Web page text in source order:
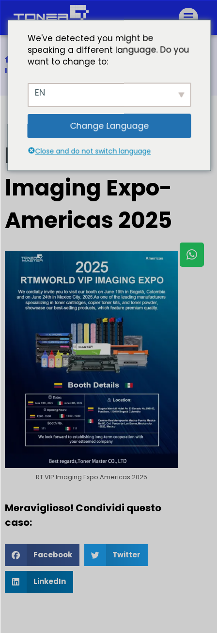
Casa
INVITO, RT VIP lmaging Expo-Americas 2025
INVITO, RT VIP
lmaging Expo-
Americas 2025
RT VIP lmaging Expo Americas 2025
Meraviglioso! Condividi questo
caso:
Facebook Twitter
LinkedIn
We've detected you might be
speaking a different language. Do you
want to change to:
EN
Change Language
Close and do not switch language